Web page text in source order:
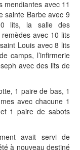
mendiantes avec 11
sainte Barbe avec 9
lits, la salle des
avec 10 lits
Louis avec 8 lits
camps, l’infirmerie
avec des lits de
1 paire de bas, 1
avec chacune 1
1 paire de sabots
avait servi de
à nouveau destiné